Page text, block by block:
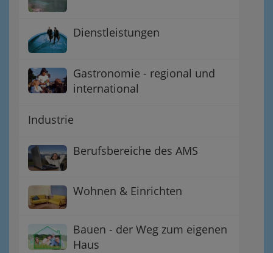
Dienstleistungen
Gastronomie - regional und
international
Industrie
Berufsbereiche des AMS
Wohnen & Einrichten
Bauen - der Weg zum eigenen
Haus